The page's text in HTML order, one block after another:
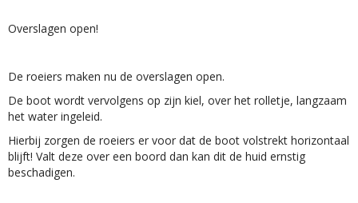
Overslagen open!
De roeiers maken nu de overslagen open.
De boot wordt vervolgens op zijn kiel, over het rolletje, langzaam
het water ingeleid.
Hierbij zorgen de roeiers er voor dat de boot volstrekt horizontaal
blijft! Valt deze over een boord dan kan dit de huid ernstig
beschadigen.